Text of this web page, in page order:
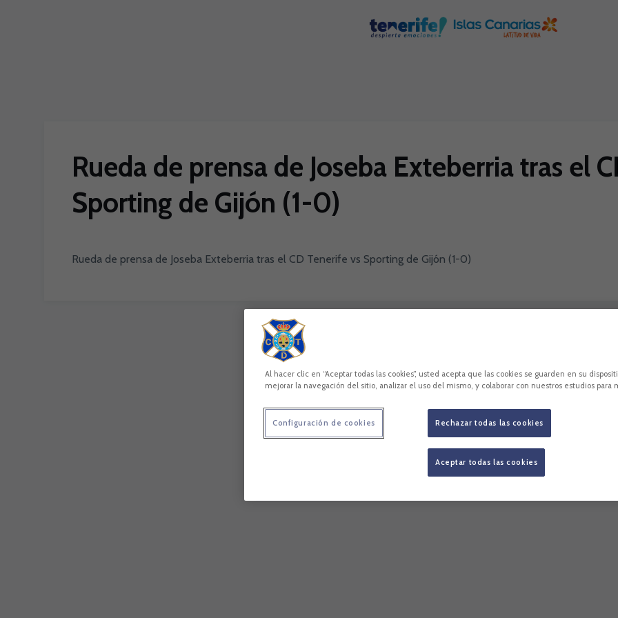
Rueda de prensa de Joseba Exteberria tras el
Sporting de Gijón (1-0)
Rueda de prensa de Joseba Exteberria tras el CD Tenerife vs Sporting de Gijón (1-0)
Al hacer clic en “Aceptar todas las cookies”, usted acepta que las cookies se guarden en su
mejorar la navegación del sitio, analizar el uso del mismo, y colaborar con nuestros estudios para
Rechazar todas las cookies
Aceptar todas las cookies
Configuración de cookies